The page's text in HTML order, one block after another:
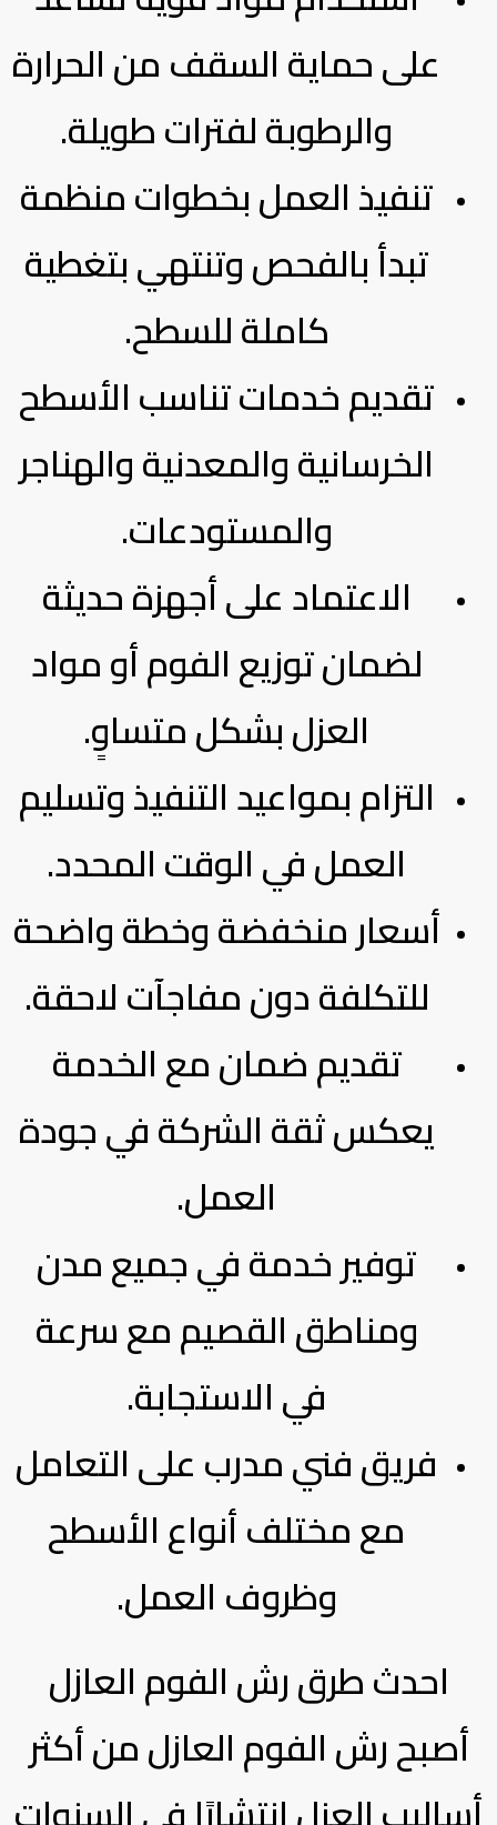
على حماية السقف من الحرارة
والرطوبة لفترات طويلة.
تنفيذ العمل بخطوات منظمة
تبدأ بالفحص وتنتهي بتغطية
كاملة للسطح.
تقديم خدمات تناسب الأسطح
الخرسانية والمعدنية والهناجر
والمستودعات.
الاعتماد على أجهزة حديثة
لضمان توزيع الفوم أو مواد
العزل بشكل متساوٍ.
التزام بمواعيد التنفيذ وتسليم
العمل في الوقت المحدد.
أسعار منخفضة وخطة واضحة
للتكلفة دون مفاجآت لاحقة.
تقديم ضمان مع الخدمة
يعكس ثقة الشركة في جودة
العمل.
توفير خدمة في جميع مدن
ومناطق القصيم مع سرعة
في الاستجابة.
فريق فني مدرب على التعامل
مع مختلف أنواع الأسطح
وظروف العمل.
احدث طرق رش الفوم العازل
أصبح رش الفوم العازل من أكثر